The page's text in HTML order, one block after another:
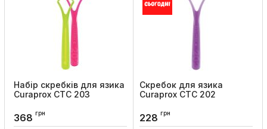
Набір скребків для язика
Curaprox CTC 203
368 грн
Скребок для язика
Curaprox CTC 202
228 грн